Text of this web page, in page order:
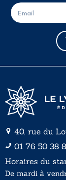
E
-
m
40, rue du
01 76 50 38
Horaires du
De mardi à